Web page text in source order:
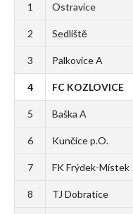
1 Ostravice
2 Sedliště
3 Palkovice A
4 FC KOZLOVICE
5 Baška A
6 Kunčice p.O.
7 FK Frýdek-Místek
8 TJ Dobratice